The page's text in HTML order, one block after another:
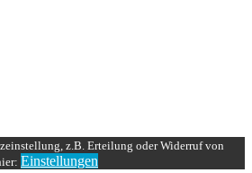
z.B. Erteilung oder Widerruf von
Einstellungen